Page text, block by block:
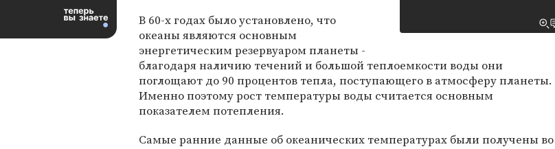
В 60-х годах было установлено, что
океаны являются основным
энергетическим резервуаром планеты -
благодаря наличию течений и большой теплоемкости воды они
поглощают до 90 процентов тепла, поступающего в атмосферу планеты.
Именно поэтому рост температуры воды считается основным
показателем потепления.
Самые ранние данные об океанических температурах были получены во